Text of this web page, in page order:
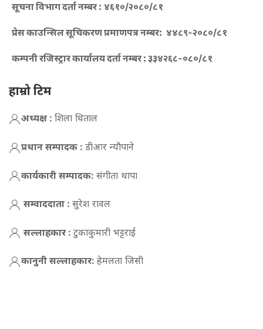
सूचना विभाग दर्ता नम्बर : ४६१०/२०८०/८१
प्रेस काउन्सिल सूचिकरण प्रमाणपत्र नम्बर: ४४८९-२०८०/८१
कम्पनी रजिस्ट्रार कार्यालय दर्ता नम्बर : ३३४२६८-०८०/८१
हाम्रो टिम
अध्यक्ष : शिला धिताल
प्रधान सम्पादक : डीआर न्याैपाने
कार्यकारी सम्पादक: संगीता थापा
सम्वाददाता : सुरेश रावल
सल्लाहकार : टुकाकुमारी भट्टराई
कानुनी सल्लाहकार: हेमलता जिसी